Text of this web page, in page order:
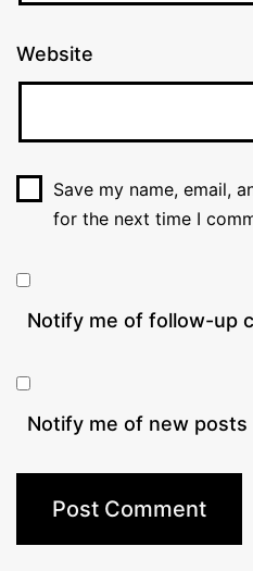
Website
Save my name, email,
for the next time I
Notify me of follow-up
Notify me of new posts